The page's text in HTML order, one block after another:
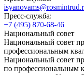
Пресс-служба:
+7 (495) 870-68-46
Национальный совет
Национальный совет
профессиональным
Национальный совет
по профессиональным